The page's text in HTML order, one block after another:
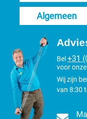
Algemeen
Bel +31
voor
Wij zijn
van 8:30